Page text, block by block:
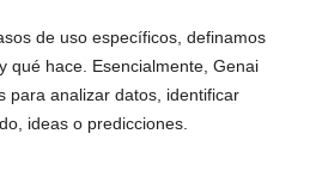
de uso específicos, definamos
qué hace. Esencialmente, Genai
para analizar datos, identificar
ideas o predicciones.